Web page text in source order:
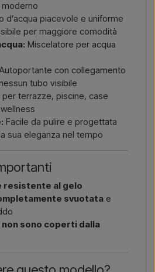
d’acqua piacevole e uniforme
per maggiore comodità
Miscelatore per acqua
con collegamento
tubo visibile
per terrazze, piscine, case
Facile da pulire e progettata
sua eleganza nel tempo
resistente al gelo
svuotata e
non sono coperti dalla